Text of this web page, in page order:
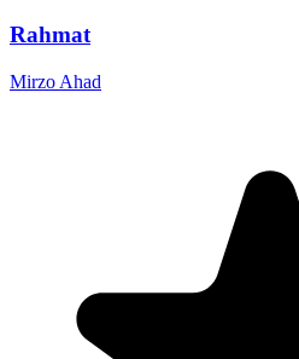
Rahmat
Mirzo Ahad